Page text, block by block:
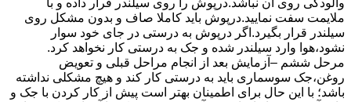
وآلودگی روی آن نباشد.درپوش را روی سیلندر قرار داده و با
ملایمت سفت نمایید.درپوش باید کاملا صاف و بدون مشکل روی
سیلندر قرار بگیرد.اگر درپوش به درستی در جای خود سوار
نشود،هوا وارد سیلندر شده و جک به درستی کار نخواهد کرد.
مرحل ششم –آزمایش بعد از انجام مراحل قبلی و تعویض
روغن،جک سوسماری باید به درستی کار کند و هیچ مشکلی نداشته
باشد؛ با این حال برای اطمینان بهتر است پیش از کار کردن با جک و